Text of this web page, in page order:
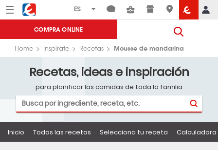
Menú Eroski
COMPRA ONLINE
Home Inspirate Recetas Mousse de mandarina
Recetas, ideas e inspiración
para planificar las comidas de toda la familia
Inicio Todas las recetas Selecciona tu receta